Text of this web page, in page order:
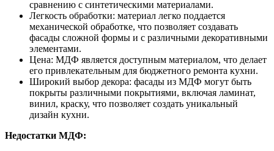
сравнению с синтетическими материалами.
Легкость обработки: материал легко поддается
механической обработке, что позволяет создавать
фасады сложной формы и с различными декоративными
элементами.
Цена: МДФ является доступным материалом, что делает
его привлекательным для бюджетного ремонта кухни.
Широкий выбор декора: фасады из МДФ могут быть
покрыты различными покрытиями, включая ламинат,
винил, краску, что позволяет создать уникальный
дизайн кухни.
Недостатки МДФ: